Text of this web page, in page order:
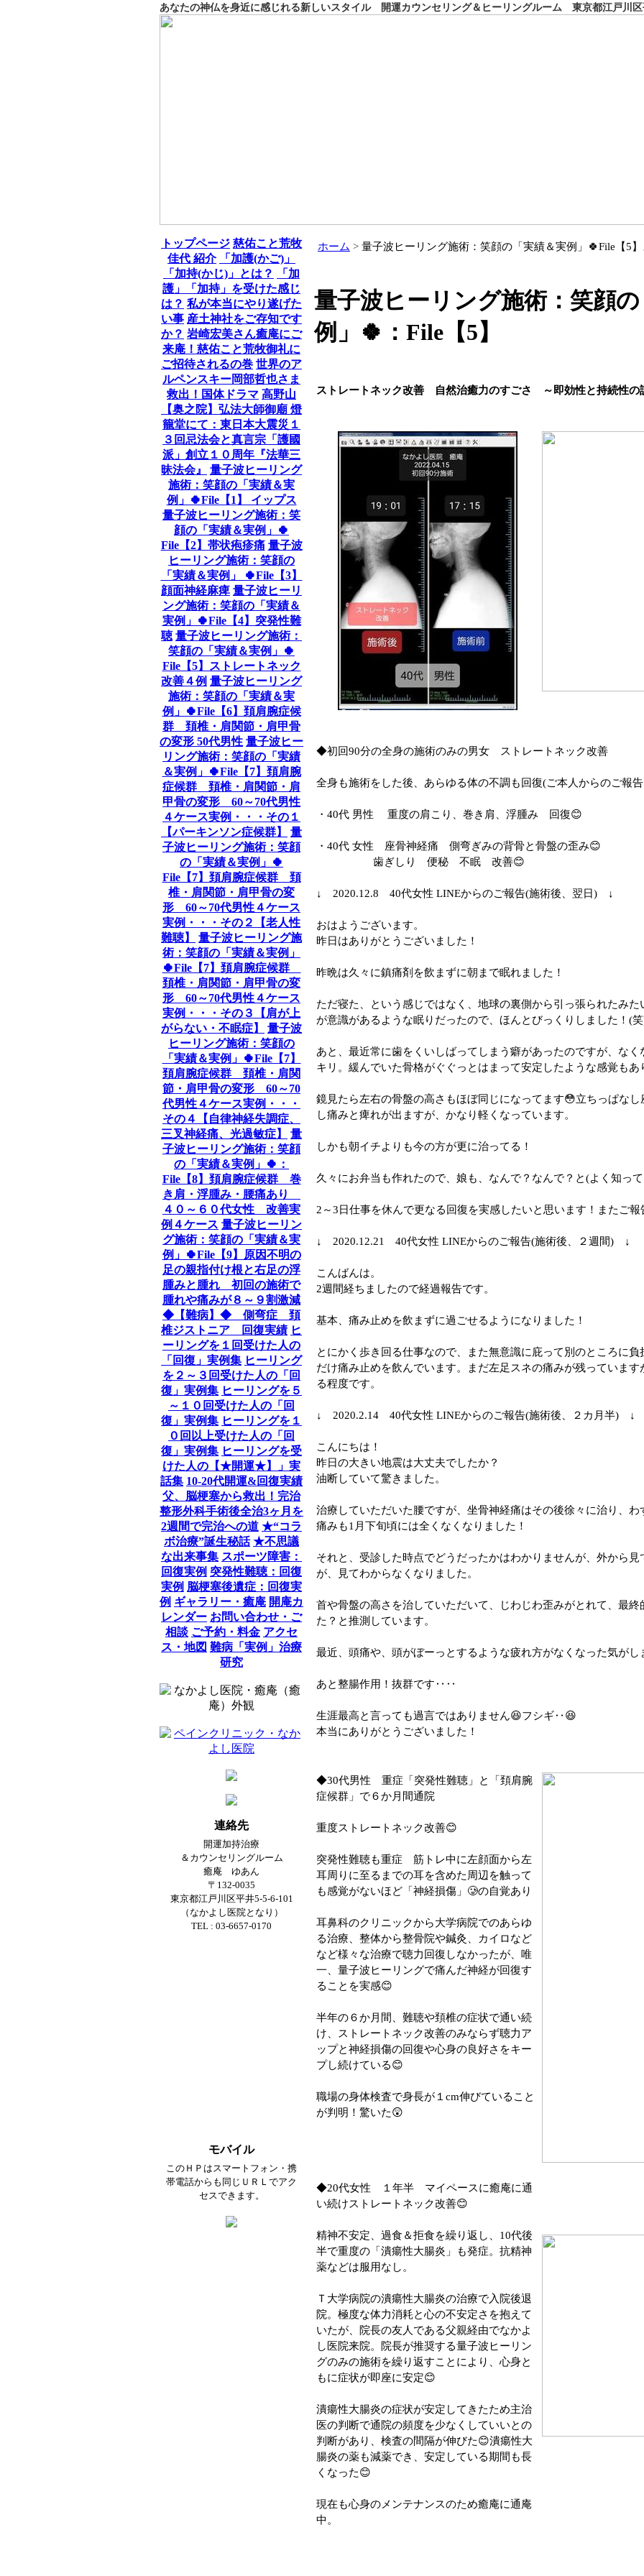
あなたの神仏を身近に感じれる新しいスタイル 開運カウンセリング＆ヒーリングルーム 東京都江戸川
トップページ 慈佑こと荒牧
佳代 紹介
「加護(かご)」
「加持(かじ)」とは？
「加
護」「加持」を受けた感じ
は？ 私が本当にやり遂げた
い事 産土神社をご存知です
か？ 岩崎宏美さん癒庵にご
来庵！慈佑こと荒牧御礼に
ご招待されるの巻 世界のア
ルペンスキー岡部哲也さま
救出！国体ドラマ 高野山
【奥之院】弘法大師御廟 燈
籠堂にて：東日本大震災１
３回忌法会と真言宗「護國
派」創立１０周年『法華三
昧法会』
量子波ヒーリング
施術：笑顔の「実績＆実
例」🍀File【1】 イップス
量子波ヒーリング施術：笑
顔の「実績＆実例」🍀
File【2】帯状疱疹痛 量子波
ヒーリング施術：笑顔の
「実績＆実例」 🍀File【3】
顔面神経麻痺 量子波ヒーリ
ング施術：笑顔の「実績＆
実例」🍀File【4】突発性難
聴 量子波ヒーリング施術：
笑顔の「実績＆実例」🍀
File【5】ストレートネック
改善４例 量子波ヒーリング
施術：笑顔の「実績＆実
例」🍀File【6】頚肩腕症候
群 頚椎・肩関節・肩甲骨
の変形 50代男性 量子波ヒー
リング施術：笑顔の「実績
＆実例」🍀File【7】頚肩腕
症候群 頚椎・肩関節・肩
甲骨の変形 60～70代男性
４ケース実例・・・その１
【パーキンソン症候群】
量
子波ヒーリング施術：笑顔
の「実績＆実例」🍀
File【7】頚肩腕症候群 頚
椎・肩関節・肩甲骨の変
形 60～70代男性４ケース
実例・・・その２【老人性
難聴】
量子波ヒーリング施
術：笑顔の「実績＆実例」
🍀File【7】頚肩腕症候群
頚椎・肩関節・肩甲骨の変
形 60～70代男性４ケース
実例・・・その３【肩が上
がらない・不眠症】
量子波
ヒーリング施術：笑顔の
「実績＆実例」🍀File【7】
頚肩腕症候群 頚椎・肩関
節・肩甲骨の変形 60～70
代男性４ケース実例・・・
その４【自律神経失調症、
三叉神経痛、光過敏症】
量
子波ヒーリング施術：笑顔
の「実績＆実例」🍀：
File【8】頚肩腕症候群 巻
き肩・浮腫み・腰痛あり
４０～６０代女性 改善実
例４ケース 量子波ヒーリン
グ施術：笑顔の「実績＆実
例」🍀File【9】原因不明の
足の親指付け根と右足の浮
腫みと腫れ 初回の施術で
腫れや痛みが８～９割激減
◆【難病】◆ 側弯症 頚
椎ジストニア 回復実績 ヒ
ーリングを１回受けた人の
「回復」実例集 ヒーリング
を２～３回受けた人の「回
復」実例集 ヒーリングを５
～１０回受けた人の「回
復」実例集 ヒーリングを１
０回以上受けた人の「回
復」実例集 ヒーリングを受
けた人の【★開運★】」実
話集 10-20代開運&回復実績
父、脳梗塞から救出！完治
整形外科手術後全治3ヶ月を
2週間で完治への道 ★“コラ
ボ治療”誕生秘話 ★不思議
な出来事集 スポーツ障害：
回復実例 突発性難聴：回復
実例 脳梗塞後遺症：回復実
例 ギャラリー・癒庵 開庵カ
レンダー お問い合わせ・ご
相談 ご予約・料金 アクセ
ス・地図 難病「実例」治療
研究
連絡先
開運加持治療
＆カウンセリングルーム
癒庵 ゆあん
〒132-0035
東京都江戸川区平井5-5-6-101
（なかよし医院となり）
TEL : 03-6657-0170
モバイル
このＨＰはスマートフォン・携
帯電話からも同じＵＲＬでアク
セスできます。
ホーム 量子波ヒーリング施術：笑顔の「実績＆実例」🍀File【5
量子波ヒーリング施術：笑顔
例」🍀：File【5】
ストレートネック改善 自然治癒力のすごさ ～即効性と持続性の
◆初回90分の全身の施術のみの男女 ストレートネック改善
全身も施術をした後、あらゆる体の不調も回復(ご本人からのご報
・40代 男性 重度の肩こり、巻き肩、浮腫み 回復😊
・40代 女性 座骨神経痛 側弯ぎみの背骨と骨盤の歪み😊
歯ぎしり 便秘 不眠 改善😊
↓ 2020.12.8 40代女性 LINEからのご報告(施術後、翌日) ↓
おはようございます。
昨日はありがとうございました！
昨晩は久々に鎮痛剤を飲まずに朝まで眠れました！
ただ寝た、という感じではなく、地球の裏側から引っ張られたみ
が意識があるような眠りだったので、ほんとびっくりしました！(
あと、最近常に歯をくいしばってしまう癖があったのですが、な
キリ。緩んでいた骨格がぐぐっとはまって安定したような感覚もあ
鏡見たら左右の骨盤の高さもほぼ同じになってます😳立ちっぱな
し痛みと痺れが出ますが、かなり軽くなっています。
しかも朝イチよりも今の方が更に治ってる！
久々にお弁当も作れたので、娘も、なんで？なんで？と(よく知っ
2～3日仕事を休んで更なる回復を実感したいと思います！またご
↓ 2020.12.21 40代女性 LINEからのご報告(施術後、２週間) ↓
こんばんは。
2週間経ちましたので経過報告です。
基本、痛み止めを飲まずに過ごせるようになりました！
とにかく歩き回る仕事なので、また無意識に庇って別のところに
だけ痛み止めを飲んでいます。まだ左足スネの痛みが残っていま
る程度です。
↓ 2020.2.14 40代女性 LINEからのご報告(施術後、２カ月半) ↓
こんにちは！
昨日の大きい地震は大丈夫でしたか？
油断していて驚きました。
治療していただいた腰ですが、坐骨神経痛はその後徐々に治り、
痛みも1月下旬頃には全くなくなりました！
それと、受診した時点でどうだったかはわかりませんが、外から
が、見てわからなくなりました。
首や骨盤の高さを治していただいて、じわじわ歪みがとれて、最
た？と推測しています。
最近、頭痛や、頭がぼーっとするような疲れ方がなくなった気がし
あと整腸作用！抜群です‥‥
生涯最高と言っても過言ではありません😆フシギ‥😆
本当にありがとうございました！
◆30代男性 重症「突発性難聴」と「頚肩腕
症候群」で６か月間通院
重度ストレートネック改善😊
突発性難聴も重症 筋トレ中に左顔面から左
耳周りに至るまでの耳を含めた周辺を触って
も感覚がないほど「神経損傷」🥲の自覚あり
耳鼻科のクリニックから大学病院でのあらゆ
る治療、整体から整骨院や鍼灸、カイロなど
など様々な治療で聴力回復しなかったが、唯
一、量子波ヒーリングで痛んだ神経が回復す
ることを実感😊
半年の６か月間、難聴や頚椎の症状で通い続
け、ストレートネック改善のみならず聴力ア
ップと神経損傷の回復や心身の良好さをキー
プし続けている😊
職場の身体検査で身長が１cm伸びていること
が判明！驚いた😲
◆20代女性 １年半 マイペースに癒庵に通
い続けストレートネック改善😊
精神不安定、過食＆拒食を繰り返し、10代後
半で重度の「潰瘍性大腸炎」も発症。抗精神
薬などは服用なし。
Ｔ大学病院の潰瘍性大腸炎の治療で入院後退
院。極度な体力消耗と心の不安定さを抱えて
いたが、院長の友人である父親経由でなかよ
し医院来院。院長が推奨する量子波ヒーリン
グのみの施術を繰り返すことにより、心身と
もに症状が即座に安定😊
潰瘍性大腸炎の症状が安定してきたため主治
医の判断で通院の頻度を少なくしていいとの
判断があり、検査の間隔が伸びた😊潰瘍性大
腸炎の薬も減薬でき、安定している期間も長
くなった😊
現在も心身のメンテナンスのため癒庵に通庵
中。